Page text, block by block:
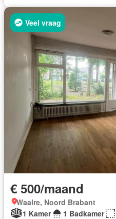
Veel vraag
€ 500/maand
Waalre, Noord Brabant
1 Kamer
1 Badkamer